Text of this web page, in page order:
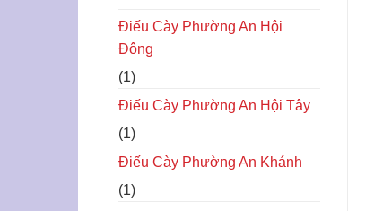
Điếu Cày Phường An Hội
Đông
(1)
Điếu Cày Phường An Hội Tây
(1)
Điếu Cày Phường An Khánh
(1)